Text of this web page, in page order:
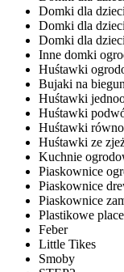
Domki dla
Domki dla
Domki dla
Inne domki
Huśtawki
Bujaki na
Huśtawki
Huśtawki
Huśtawki
Huśtawki ze
Kuchnie
Piaskownice
Piaskownice
Piaskownice
Plastikowe
Feber
Little Tikes
Smoby